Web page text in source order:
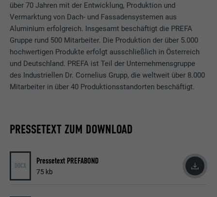
über 70 Jahren mit der Entwicklung, Produktion und
Vermarktung von Dach- und Fassadensystemen aus
Aluminium erfolgreich. Insgesamt beschäftigt die PREFA
Gruppe rund 500 Mitarbeiter. Die Produktion der über 5.000
hochwertigen Produkte erfolgt ausschließlich in Österreich
und Deutschland. PREFA ist Teil der Unternehmensgruppe
des Industriellen Dr. Cornelius Grupp, die weltweit über 8.000
Mitarbeiter in über 40 Produktionsstandorten beschäftigt.
PRESSETEXT ZUM DOWNLOAD
DOCX Pressetext PREFABOND
75 kb